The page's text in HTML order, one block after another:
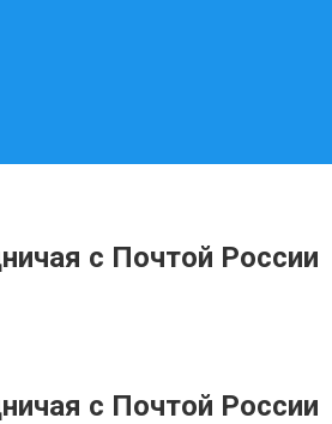
с Почтой России
с Почтой России